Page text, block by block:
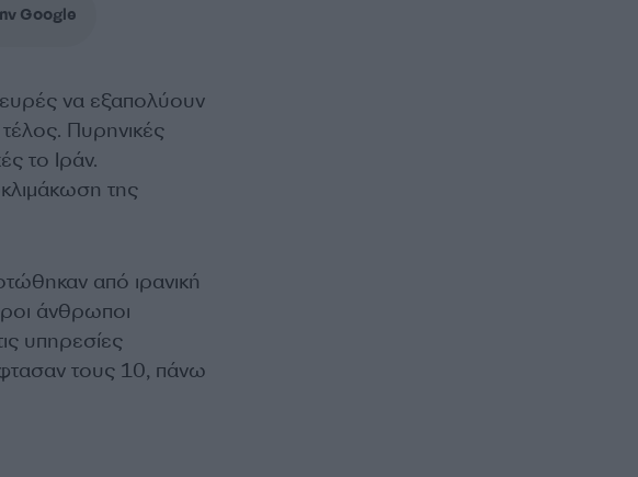
Google
να εξαπολύουν
Πυρηνικές
το Ιράν.
της
από ιρανική
άνθρωποι
υπηρεσίες
τους 10, πάνω